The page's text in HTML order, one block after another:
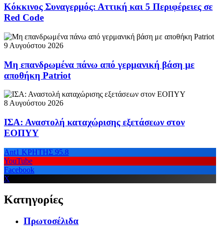
Κόκκινος Συναγερμός: Αττική και 5 Περιφέρειες σε
Red Code
9 Αυγούστου 2026
Μη επανδρωμένα πάνω από γερμανική βάση με
αποθήκη Patriot
8 Αυγούστου 2026
ΙΣΑ: Αναστολή καταχώρισης εξετάσεων στον
ΕΟΠΥΥ
Ant1 ΚΡΗΤΗΣ 95.8
YouTube
Facebook
X
Κατηγορίες
Πρωτοσέλιδα